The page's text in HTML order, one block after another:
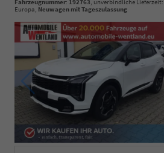
Fahrzeugnummer: 192763, unverbindliche Lieferzeit:
Europa, Neuwagen mit Tageszulassung